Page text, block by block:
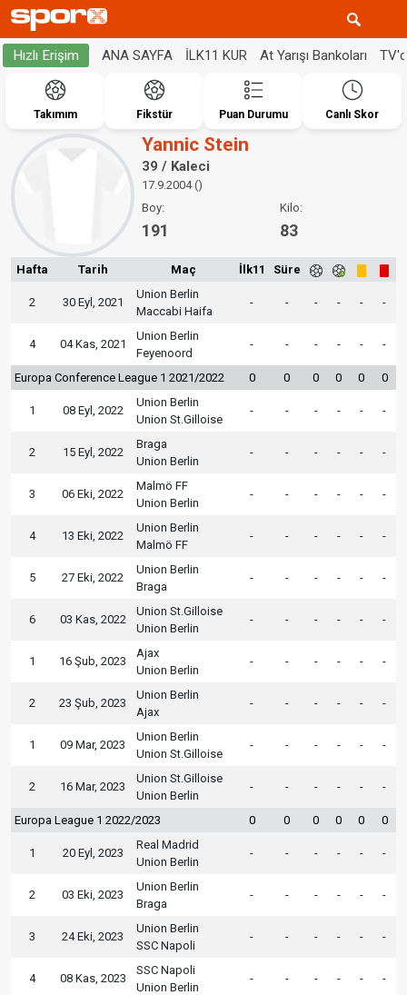
Hızlı Erişim ANA SAYFA İLK11 KUR At Yarışı Bankoları
Takımım Fikstür Puan Durumu Canlı Skor
Yannic Stein
39 / Kaleci
17.9.2004 ()
Boy:
191
Kilo:
83
Hafta Tarih Maç İlk11 Süre
2 30 Eyl, 2021
Union Berlin
Maccabi Haifa
- - - - - -
4 04 Kas, 2021
Union Berlin
Feyenoord
- - - - - -
Europa Conference League 1 2021/2022 0 0 0 0 0 0
1 08 Eyl, 2022
Union Berlin
Union St.Gilloise
- - - - - -
2 15 Eyl, 2022
Braga
Union Berlin
- - - - - -
3 06 Eki, 2022
Malmö FF
Union Berlin
- - - - - -
4 13 Eki, 2022
Union Berlin
Malmö FF
- - - - - -
5 27 Eki, 2022
Union Berlin
Braga
- - - - - -
6 03 Kas, 2022
Union St.Gilloise
Union Berlin
- - - - - -
1 16 Şub, 2023
Ajax
Union Berlin
- - - - - -
2 23 Şub, 2023
Union Berlin
Ajax
- - - - - -
1 09 Mar, 2023
Union Berlin
Union St.Gilloise
- - - - - -
2 16 Mar, 2023
Union St.Gilloise
Union Berlin
- - - - - -
Europa League 1 2022/2023 0 0 0 0 0 0
1 20 Eyl, 2023
Real Madrid
Union Berlin
- - - - - -
2 03 Eki, 2023
Union Berlin
Braga
- - - - - -
3 24 Eki, 2023
Union Berlin
SSC Napoli
- - - - - -
4 08 Kas, 2023
SSC Napoli
Union Berlin
- - - - - -